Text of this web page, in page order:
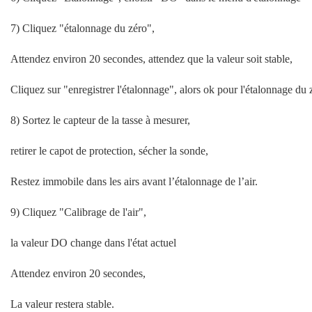
7) Cliquez "étalonnage du zéro",
Attendez environ 20 secondes, attendez que la valeur soit stable,
Cliquez sur "enregistrer l'étalonnage", alors ok pour l'étalonnage du
8) Sortez le capteur de la tasse à mesurer,
retirer le capot de protection, sécher la sonde,
Restez immobile dans les airs avant l’étalonnage de l’air.
9) Cliquez "Calibrage de l'air",
la valeur DO change dans l'état actuel
Attendez environ 20 secondes,
La valeur restera stable.